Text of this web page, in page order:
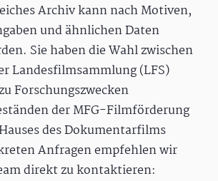
Archiv kann nach Motiven,
und ähnlichen Daten
Sie haben die Wahl zwischen
Landesfilmsammlung (LFS)
Forschungszwecken
der MFG-Filmförderung
des Dokumentarfilms
Anfragen empfehlen wir
direkt zu kontaktieren: